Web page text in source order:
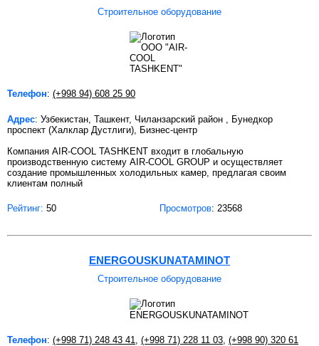
Строительное оборудование
Телефон: (+998 94) 608 25 90
Адрес: Узбекистан, Ташкент, Чиланзарский район , Бунедкор
проспект (Халклар Дустлиги), Бизнес-центр
Компания AIR-COOL TASHKENT входит в глобальную
производственную систему AIR-COOL GROUP и осуществляет
создание промышленных холодильных камер, предлагая своим
клиентам полный
Рейтинг: 50 Просмотров: 23568
ENERGOUSKUNATAMINOT
Строительное оборудование
Телефон: (+998 71) 248 43 41 (+998 71) 228 11 03 (+998 90) 320 61